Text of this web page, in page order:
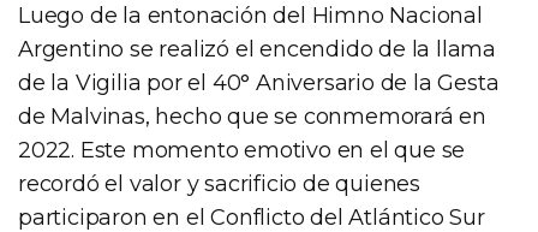
Luego de la entonación del Himno Nacional
Argentino se realizó el encendido de la llama
de la Vigilia por el 40° Aniversario de la Gesta
de Malvinas, hecho que se conmemorará en
2022. Este momento emotivo en el que se
recordó el valor y sacrificio de quienes
participaron en el Conflicto del Atlántico Sur